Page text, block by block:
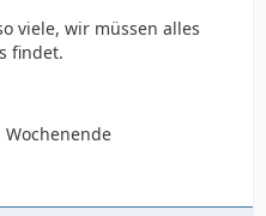
viele, wir müssen alles
findet.